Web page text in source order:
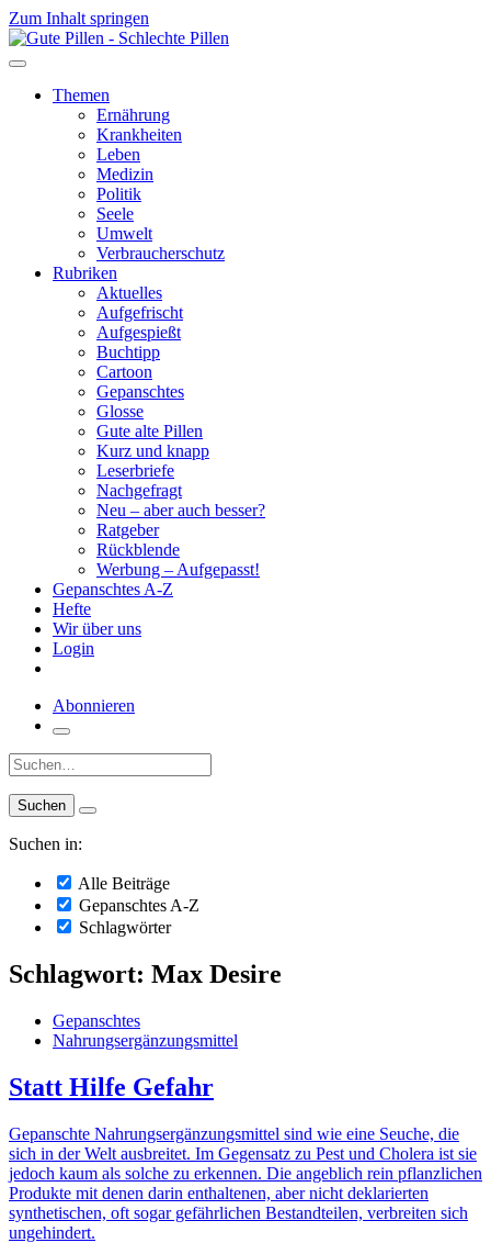
Zum Inhalt springen
Themen
Ernährung
Krankheiten
Leben
Medizin
Politik
Seele
Umwelt
Verbraucherschutz
Rubriken
Aktuelles
Aufgefrischt
Aufgespießt
Buchtipp
Cartoon
Gepanschtes
Glosse
Gute alte Pillen
Kurz und knapp
Leserbriefe
Nachgefragt
Neu – aber auch besser?
Ratgeber
Rückblende
Werbung – Aufgepasst!
Gepanschtes A-Z
Hefte
Wir über uns
Login
Abonnieren
Suche:
Suchen in:
Alle Beiträge
Gepanschtes A-Z
Schlagwörter
Schlagwort: Max Desire
Gepanschtes
Nahrungsergänzungsmittel
Statt Hilfe Gefahr
Gepanschte Nahrungsergänzungsmittel sind wie eine Seuche, die
sich in der Welt ausbreitet. Im Gegensatz zu Pest und Cholera ist sie
jedoch kaum als solche zu erkennen. Die angeblich rein pflanzlichen
Produkte mit denen darin enthaltenen, aber nicht deklarierten
synthetischen, oft sogar gefährlichen Bestandteilen, verbreiten sich
ungehindert.